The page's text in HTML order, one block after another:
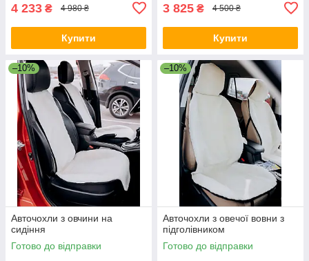
4 233 ₴ 4 980 ₴
Купити
3 825 ₴ 4 500 ₴
Купити
–10%
Авточохли з овчини на
сидіння
Готово до відправки
–10%
Авточохли з овечої вовни з
підголівником
Готово до відправки